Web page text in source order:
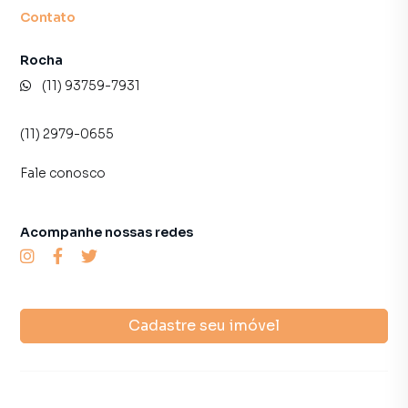
programadores, corretores treinados e uma central de
inquilinos.
Contato
Rocha
(11) 93759-7931
(11) 2979-0655
Fale conosco
Cadastre seu imóvel
Acompanhe nossas redes